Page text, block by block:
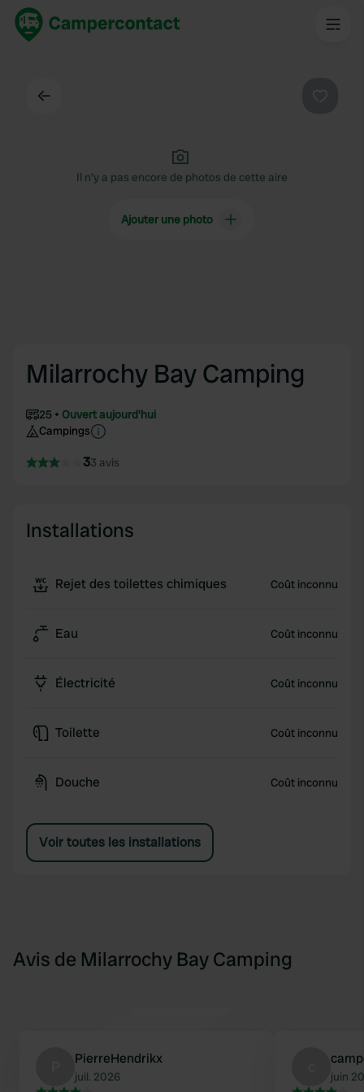
Il n'y a pas encore de photos de cette aire
Ajouter une photo
Milarrochy Bay Camping
25
Ouvert aujourd'hui
Campings
33 avis
Installations
Rejet des toilettes chimiques Coût inconnu
Eau Coût inconnu
Électricité Coût inconnu
Toilette Coût inconnu
Douche Coût inconnu
Voir toutes les installations
Avis de Milarrochy Bay Camping
PierreHendrikx
juil. 2026 juin